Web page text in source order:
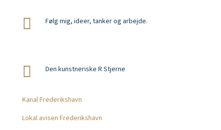
 Følg mig, ideer, tanker og arbejde.
 Den kunstneriske R Stjerne
Kanal Frederikshavn
Lokal avisen Frederikshavn